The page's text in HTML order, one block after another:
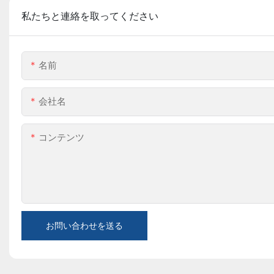
私たちと連絡を取ってください
名前
会社名
コンテンツ
お問い合わせを送る